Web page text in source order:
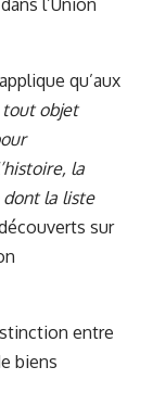
l’Union
qu’aux
tout objet
la
la liste
sur
entre
biens